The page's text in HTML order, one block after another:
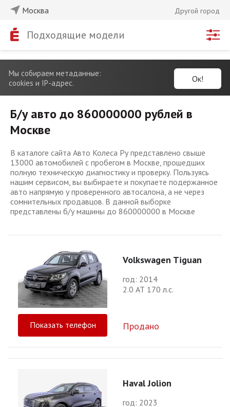
Москва Другой город
Подходящие модели
Мы собираем метаданные:
cookies и IP-адрес.
Ок!
Б/у авто до 860000000 рублей в
Москве
В каталоге сайта Авто Колеса Ру представлено свыше
13000 автомобилей с пробегом в Москве, прошедших
полную техническую диагностику и проверку. Пользуясь
нашим сервисом, вы выбираете и покупаете подержанное
авто напрямую у проверенного автосалона, а не через
сомнительных продавцов. В данной выборке
представлены б/у машины до 860000000 в Москве
Volkswagen Tiguan
год: 2014
2.0 АТ 170 л.с.
Показать телефон Продано
Haval Jolion
год: 2023